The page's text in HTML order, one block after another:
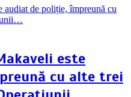
este
cu alte trei